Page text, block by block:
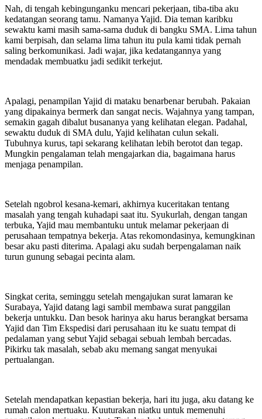
Nah, di tengah kebingunganku mencari pekerjaan, tiba-tiba aku
kedatangan seorang tamu. Namanya Yajid. Dia teman karibku
sewaktu kami masih sama-sama duduk di bangku SMA. Lima tahun
kami berpisah, dan selama lima tahun itu pula kami tidak pernah
saling berkomunikasi. Jadi wajar, jika kedatangannya yang
mendadak membuatku jadi sedikit terkejut.
Apalagi, penampilan Yajid di mataku benarbenar berubah. Pakaian
yang dipakainya bermerk dan sangat necis. Wajahnya yang tampan,
semakin gagah dibalut busananya yang kelihatan elegan. Padahal,
sewaktu duduk di SMA dulu, Yajid kelihatan culun sekali.
Tubuhnya kurus, tapi sekarang kelihatan lebih berotot dan tegap.
Mungkin pengalaman telah mengajarkan dia, bagaimana harus
menjaga penampilan.
Setelah ngobrol kesana-kemari, akhirnya kuceritakan tentang
masalah yang tengah kuhadapi saat itu. Syukurlah, dengan tangan
terbuka, Yajid mau membantuku untuk melamar pekerjaan di
perusahaan tempatnya bekerja. Atas rekomondasinya, kemungkinan
besar aku pasti diterima. Apalagi aku sudah berpengalaman naik
turun gunung sebagai pecinta alam.
Singkat cerita, seminggu setelah mengajukan surat lamaran ke
Surabaya, Yajid datang lagi sambil membawa surat panggilan
bekerja untukku. Dan besok harinya aku harus berangkat bersama
Yajid dan Tim Ekspedisi dari perusahaan itu ke suatu tempat di
pedalaman yang sebut Yajid sebagai sebuah lembah bercadas.
Pikirku tak masalah, sebab aku memang sangat menyukai
pertualangan.
Setelah mendapatkan kepastian bekerja, hari itu juga, aku datang ke
rumah calon mertuaku. Kuuturakan niatku untuk memenuhi